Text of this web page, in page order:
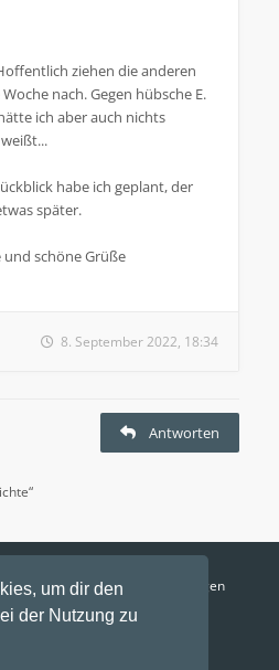
um dir den
der Nutzung zu
ziehen die anderen
nach. Gegen hübsche E.
ich aber auch nichts
habe ich geplant, der
später.
und schöne Grüße
8. September 2022, 18:34
Antworten
Nutzungsbedingungen
sind UTC+02:00
August 2026, 01:41